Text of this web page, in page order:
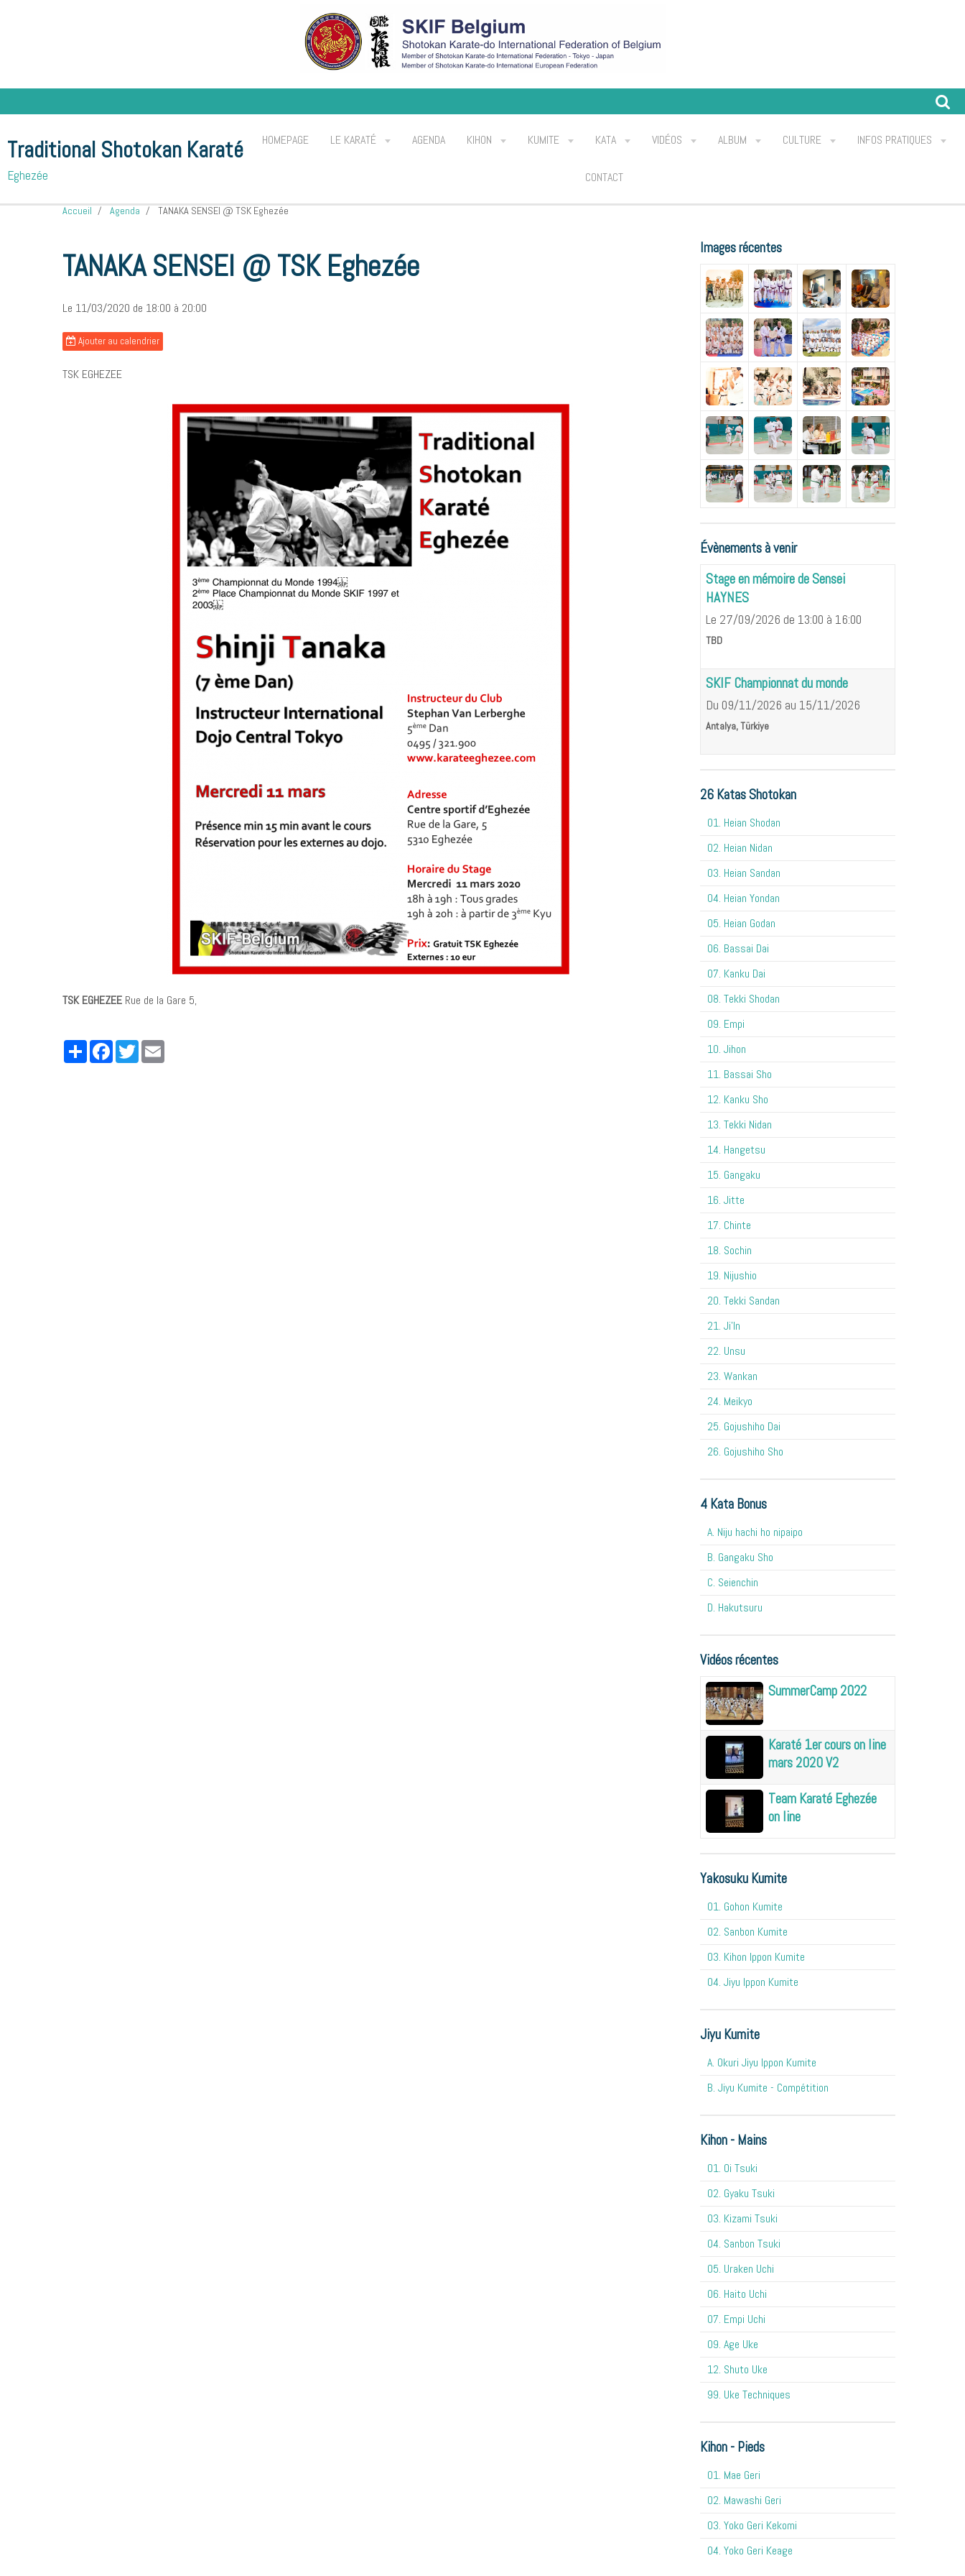
Traditional Shotokan Karaté
Eghezée
HOMEPAGE LE KARATÉ AGENDA KIHON KUMITE KATA VIDÉOS ALBUM CULTURE INFOS PRATIQUES
CONTACT
Accueil Agenda TANAKA SENSEI @ TSK Eghezée
TANAKA SENSEI @ TSK Eghezée
Le 11/03/2020 de 18:00 à 20:00
Ajouter au calendrier
TSK EGHEZEE
TSK EGHEZEE Rue de la Gare 5,
PartagerFacebookTwitter
Images récentes
Évènements à venir
Stage en mémoire de Sensei
HAYNES
Le 27/09/2026 de 13:00 à 16:00
TBD
SKIF Championnat du monde
Du 09/11/2026 au 15/11/2026
Antalya, Türkiye
26 Katas Shotokan
01. Heian Shodan
02. Heian Nidan
03. Heian Sandan
04. Heian Yondan
05. Heian Godan
06. Bassai Dai
07. Kanku Dai
08. Tekki Shodan
09. Empi
10. Jihon
11. Bassai Sho
12. Kanku Sho
13. Tekki Nidan
14. Hangetsu
15. Gangaku
16. Jitte
17. Chinte
18. Sochin
19. Nijushio
20. Tekki Sandan
21. Ji'In
22. Unsu
23. Wankan
24. Meikyo
25. Gojushiho Dai
26. Gojushiho Sho
4 Kata Bonus
A. Niju hachi ho nipaipo
B. Gangaku Sho
C. Seienchin
D. Hakutsuru
Vidéos récentes
SummerCamp 2022
Karaté 1er cours on line
mars 2020 V2
Team Karaté Eghezée
on line
Yakosuku Kumite
01. Gohon Kumite
02. Sanbon Kumite
03. Kihon Ippon Kumite
04. Jiyu Ippon Kumite
Jiyu Kumite
A. Okuri Jiyu Ippon Kumite
B. Jiyu Kumite - Compétition
Kihon - Mains
O1. Oi Tsuki
02. Gyaku Tsuki
03. Kizami Tsuki
04. Sanbon Tsuki
05. Uraken Uchi
06. Haito Uchi
07. Empi Uchi
09. Age Uke
12. Shuto Uke
99. Uke Techniques
Kihon - Pieds
01. Mae Geri
02. Mawashi Geri
03. Yoko Geri Kekomi
04. Yoko Geri Keage